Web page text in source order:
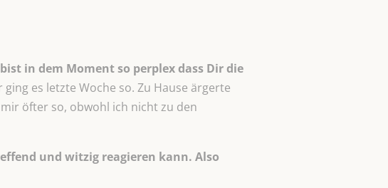
in dem Moment so perplex dass Dir die
ging es letzte Woche so. Zu Hause ärgerte
öfter so, obwohl ich nicht zu den
und witzig reagieren kann. Also